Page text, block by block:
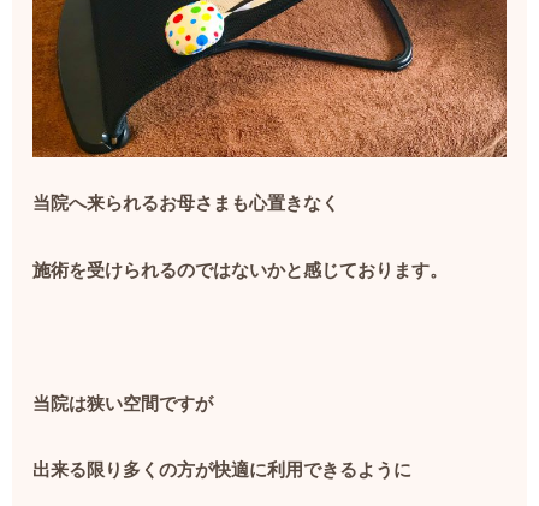
当院へ来られるお母さまも心置きなく
施術を受けられるのではないかと感じております。
当院は狭い空間ですが
出来る限り多くの方が快適に利用できるように